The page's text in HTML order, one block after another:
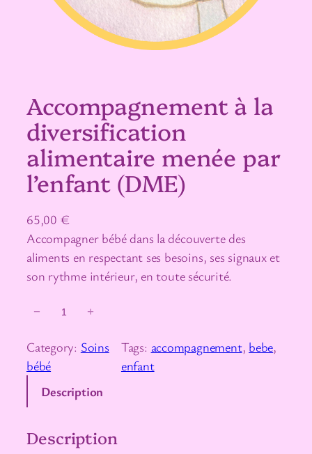
Accompagnement à la
diversification
alimentaire menée par
l’enfant (DME)
65,00 €
Accompagner bébé dans la découverte des
aliments en respectant ses besoins, ses signaux et
son rythme intérieur, en toute sécurité.
a
n
i
é
− +
Category: Soins
bébé
Tags: accompagnement, bebe
enfant
Description
Description